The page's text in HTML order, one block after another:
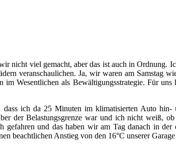
nicht viel gemacht, aber das ist auch in Ordnung.
veranschaulichen. Ja, wir waren am Samstag
Wesentlichen als Bewältigungsstrategie. Für
ich da 25 Minuten im klimatisierten Auto
der Belastungsgrenze war und ich nicht weiß,
und das haben wir am Tag danach in der
beachtlichen Anstieg von den 16°C unserer